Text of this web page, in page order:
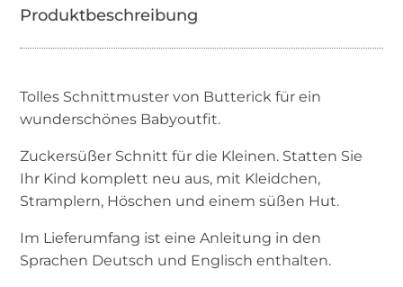
Tolles Schnittmuster von Butterick für ein
wunderschönes Babyoutfit.
Zuckersüßer Schnitt für die Kleinen. Statten Sie
Ihr Kind komplett neu aus, mit Kleidchen,
Stramplern, Höschen und einem süßen Hut.
Im Lieferumfang ist eine Anleitung in den
Sprachen Deutsch und Englisch enthalten.